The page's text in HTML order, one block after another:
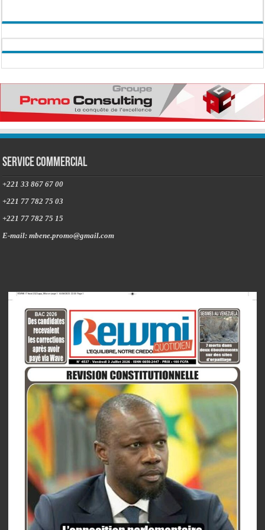
Service commercial
+221 33 867 67 00
+221 77 782 75 03
+221 77 782 75 15
E-mail: mbene.promo@gmail.com